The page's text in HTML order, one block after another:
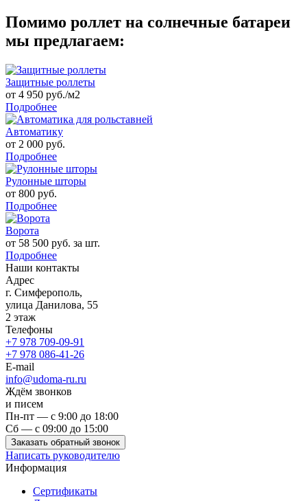
Помимо роллет на солнечные батареи
мы предлагаем:
Защитные роллеты
от 4 950 руб./м2
Подробнее
Автоматику
от 2 000 руб.
Подробнее
Рулонные шторы
от 800 руб.
Подробнее
Ворота
от 58 500 руб. за шт.
Подробнее
Наши контакты
Адрес
г. Симферополь,
улица Данилова, 55
2 этаж
Телефоны
+7 978 709-09-91
+7 978 086-41-26
E-mail
info@udoma-ru.ru
Ждём звонков
и писем
Пн-пт — с 9:00 до 18:00
Сб — с 09:00 до 15:00
Заказать обратный звонок
Написать руководителю
Информация
Сертификаты